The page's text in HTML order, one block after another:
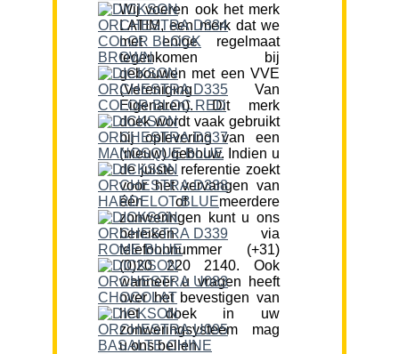
Wij voeren ook het merk
LATIM, een merk dat we
met enige regelmaat
tegenkomen bij
gebouwen met een VVE
(Vereniging Van
Eigenaren). Dit merk
doek wordt vaak gebruikt
bij oplevering van een
(nieuw) gebouw. Indien u
de juiste referentie zoekt
voor het vervangen van
één of meerdere
zonweringen kunt u ons
bereiken via
telefoonnummer (+31)
(0)20 220 2140. Ook
wanneer u vragen heeft
over het bevestigen van
het doek in uw
zonweringsysteem mag
u ons bellen.